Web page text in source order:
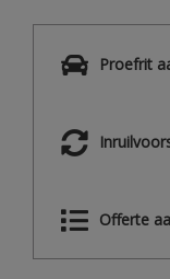
Proefrit
Offerte